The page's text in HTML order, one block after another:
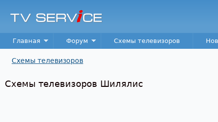
TV
Service
Main menu
Главная Форум Схемы телевизоров
Схемы телевизоров
Схемы телевизоров Шилялис